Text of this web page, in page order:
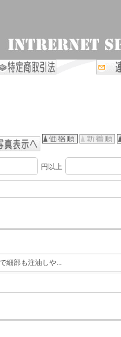
円以上
細部も注油しや...